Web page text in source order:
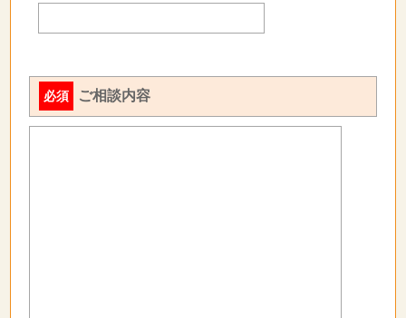
必須 ご相談内容